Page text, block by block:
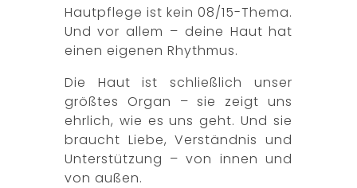
Hautpflege ist kein 08/15-Thema.
Und vor allem – deine Haut hat
einen eigenen Rhythmus.
Die Haut ist schließlich unser
größtes Organ – sie zeigt uns
ehrlich, wie es uns geht. Und sie
braucht Liebe, Verständnis und
Unterstützung – von innen und
von außen.